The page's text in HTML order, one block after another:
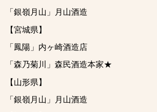
「銀嶺月山」月山酒造
【宮城県】
「鳳陽」内ヶ崎酒造店
「森乃菊川」森民酒造本家★
【山形県】
「銀嶺月山」月山酒造